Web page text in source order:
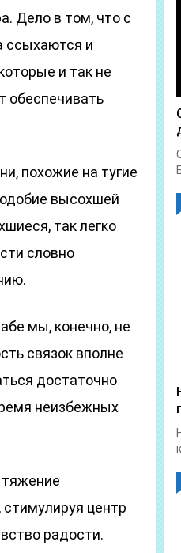
Дело в том, что с
ссыхаются и
и так не
обеспечивать
похожие на тугие
высохшей
так легко
словно
мы, конечно, не
связок вполне
достаточно
неизбежных
центр
радости.